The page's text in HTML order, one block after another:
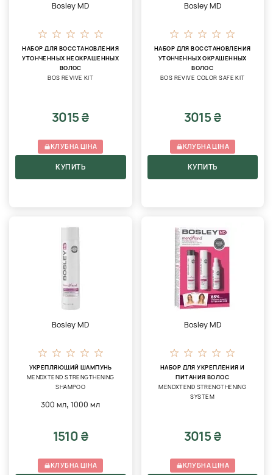
Bosley MD
НАБОР ДЛЯ ВОССТАНОВЛЕНИЯ
УТОНЧЕННЫХ НЕОКРАШЕННЫХ
ВОЛОС
BOS REVIVE KIT
3015 ₴
КЛУБНА ЦІНА
КУПИТЬ
Bosley MD
НАБОР ДЛЯ ВОССТАНОВЛЕНИЯ
УТОНЧЕННЫХ ОКРАШЕННЫХ
ВОЛОС
BOS REVIVE COLOR SAFE KIT
3015 ₴
КЛУБНА ЦІНА
КУПИТЬ
Bosley MD
УКРЕПЛЯЮЩИЙ ШАМПУНЬ
MENDXTEND STRENGTHENING
SHAMPOO
300 мл,1000 мл
1510 ₴
КЛУБНА ЦІНА
Bosley MD
НАБОР ДЛЯ УКРЕПЛЕНИЯ И
ПИТАНИЯ ВОЛОС
MENDXTEND STRENGTHENING
SYSTEM
3015 ₴
КЛУБНА ЦІНА